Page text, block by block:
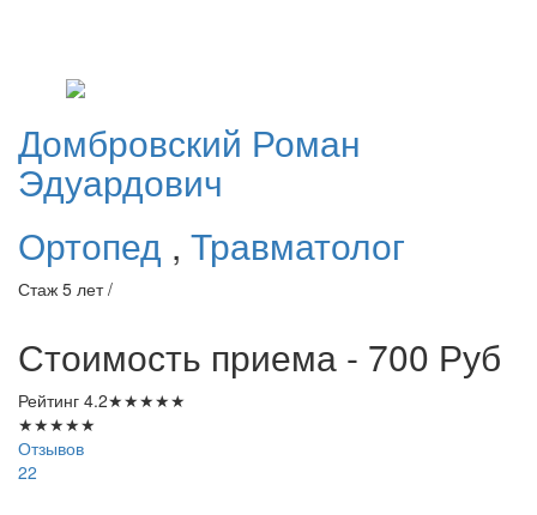
Домбровский Роман
Эдуардович
Ортопед , Травматолог
Стаж 5 лет /
Стоимость приема - 700 Руб
Рейтинг 4.2★★★★★
★★★★★
Отзывов
22